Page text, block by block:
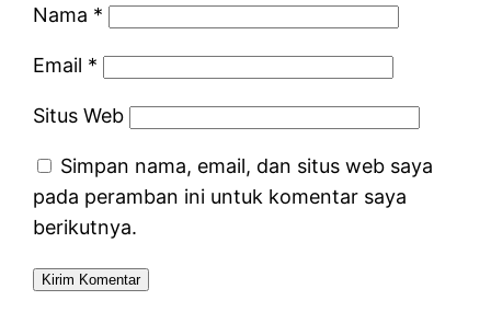
Nama *
Email *
Situs Web
Simpan nama, email, dan situs web saya
pada peramban ini untuk komentar saya
berikutnya.